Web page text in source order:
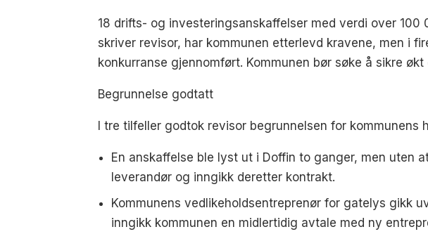
18 drifts- og investeringsanskaffelser med verdi over
skriver revisor, har kommunen etterlevd kravene, men i
konkurranse gjennomført. Kommunen bør søke å sikre
Begrunnelse godtatt
I tre tilfeller godtok revisor begrunnelsen for kommunens
En anskaffelse ble lyst ut i Doffin to ganger, men uten
leverandør og inngikk deretter kontrakt.
Kommunens vedlikeholdsentreprenør for gatelys gikk
inngikk kommunen en midlertidig avtale med ny